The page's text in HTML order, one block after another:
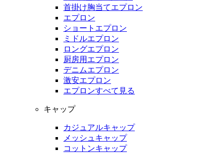
首掛け胸当てエプロン
エプロン
ショートエプロン
ミドルエプロン
ロングエプロン
厨房用エプロン
デニムエプロン
激安エプロン
エプロンすべて見る
キャップ
カジュアルキャップ
メッシュキャップ
コットンキャップ